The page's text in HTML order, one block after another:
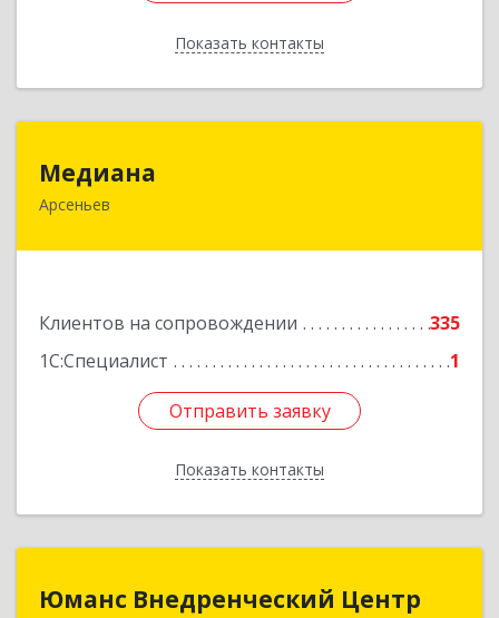
Показать контакты
Назад
Медиана
Арсеньев
Клиентов на сопровождении
335
1С:Специалист
1
Отправить заявку
Показать контакты
Отправить заявку
Назад
Юманс Внедренческий Центр
Юманс Внедренческий Центр